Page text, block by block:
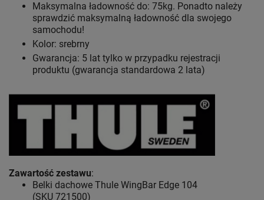
Maksymalna ładowność do: 75kg. Ponadto należy
sprawdzić maksymalną ładowność dla swojego
samochodu!
Kolor: srebrny
Gwarancja: 5 lat tylko w przypadku rejestracji
produktu (gwarancja standardowa 2 lata)
Zawartość zestawu:
Belki dachowe Thule WingBar Edge 104
(SKU 721500)